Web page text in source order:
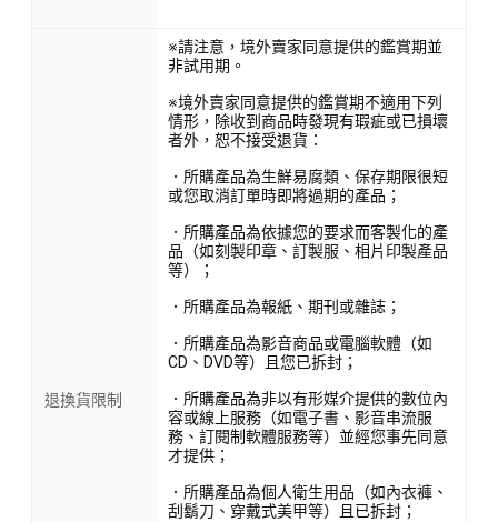
退換貨限制
※請注意，境外賣家同意提供的鑑賞期並
非試用期。
※境外賣家同意提供的鑑賞期不適用下列
情形，除收到商品時發現有瑕疵或已損壞
者外，恕不接受退貨：
．所購產品為生鮮易腐類、保存期限很短
或您取消訂單時即將過期的產品；
．所購產品為依據您的要求而客製化的產
品（如刻製印章、訂製服、相片印製產品
等）；
．所購產品為報紙、期刊或雜誌；
．所購產品為影音商品或電腦軟體（如
CD、DVD等）且您已拆封；
．所購產品為非以有形媒介提供的數位內
容或線上服務（如電子書、影音串流服
務、訂閱制軟體服務等）並經您事先同意
才提供；
．所購產品為個人衛生用品（如內衣褲、
刮鬍刀、穿戴式美甲等）且已拆封；